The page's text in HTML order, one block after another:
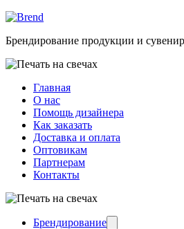
Брендирование продукции и
Главная
О нас
Помощь дизайнера
Как заказать
Доставка и оплата
Оптовикам
Партнерам
Контакты
Брендирование